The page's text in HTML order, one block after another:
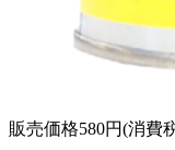
販売価格580円(消費